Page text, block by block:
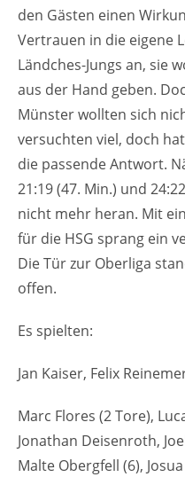
den Gästen einen
Vertrauen in die eigene
Ländches-Jungs an, sie
aus der Hand geben.
Münster wollten sich
versuchten viel, doch
die passende Antwort.
21:19 (47. Min.) und
nicht mehr heran. Mit
für die HSG sprang ein
Die Tür zur Oberliga
offen.
Es spielten:
Jan Kaiser, Felix
Marc Flores (2 Tore),
Jonathan Deisenroth,
Malte Obergfell (6),